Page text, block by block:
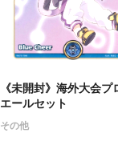
《未開封》海外大会プ
エールセット
その他